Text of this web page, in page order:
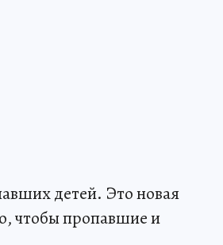
детей. Это новая
чтобы пропавшие и